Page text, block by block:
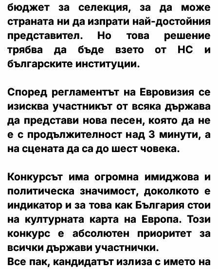
бюджет за селекция, за да може
страната ни да изпрати най-достойния
представител. Но това решение
трябва да бъде взето от НС и
българските институции.
Според регламентът на Евровизия се
изисква участникът от всяка държава
да представи нова песен, която да не
е с продължителност над 3 минути, а
на сцената да са до шест човека.
Конкурсът има огромна имиджова и
политическа значимост, доколкото е
индикатор и за това как България стои
на културната карта на Европа. Този
конкурс е абсолютен приоритет за
всички държави участнички.
Все пак, кандидатът излиза с името на